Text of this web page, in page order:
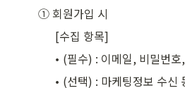
① 회원가입 시
[수집 항목]
𑇐 (필수) : 이메일, 비밀번
𑇐 (선택) : 마케팅정보 수신